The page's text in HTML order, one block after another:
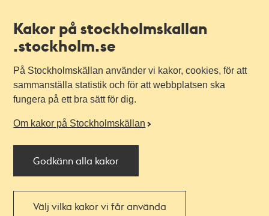
Kakor på stockholmskallan
.stockholm.se
På Stockholmskällan använder vi kakor, cookies, för att
sammanställa statistik och för att webbplatsen ska
fungera på ett bra sätt för dig.
Om kakor på Stockholmskällan
Godkänn alla kakor
Välj vilka kakor vi får använda